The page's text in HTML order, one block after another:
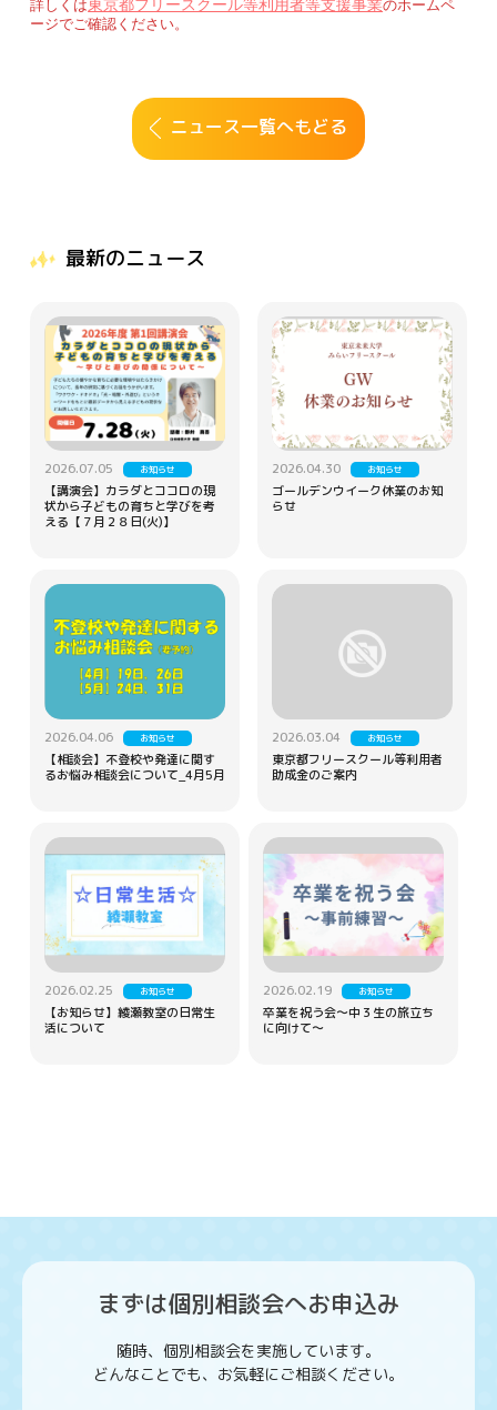
詳しくは 東京都フリースクール等利用者等支援事業のホームペ
ージでご確認ください。
ニュース一覧へもどる
最新のニュース
2026.07.05 お知らせ
【講演会】カラダとココロの現
状から子どもの育ちと学びを考
える【７月２８日(火)】
2026.04.30 お知らせ
ゴールデンウイーク休業のお知
らせ
2026.04.06 お知らせ
【相談会】不登校や発達に関す
るお悩み相談会について_4月5月
2026.03.04 お知らせ
東京都フリースクール等利用者
助成金のご案内
2026.02.25 お知らせ
【お知らせ】綾瀬教室の日常生
活について
2026.02.19 お知らせ
卒業を祝う会～中３生の旅立ち
に向けて～
まずは個別相談会へお申込み
随時、個別相談会を実施しています。
どんなことでも、お気軽にご相談ください。